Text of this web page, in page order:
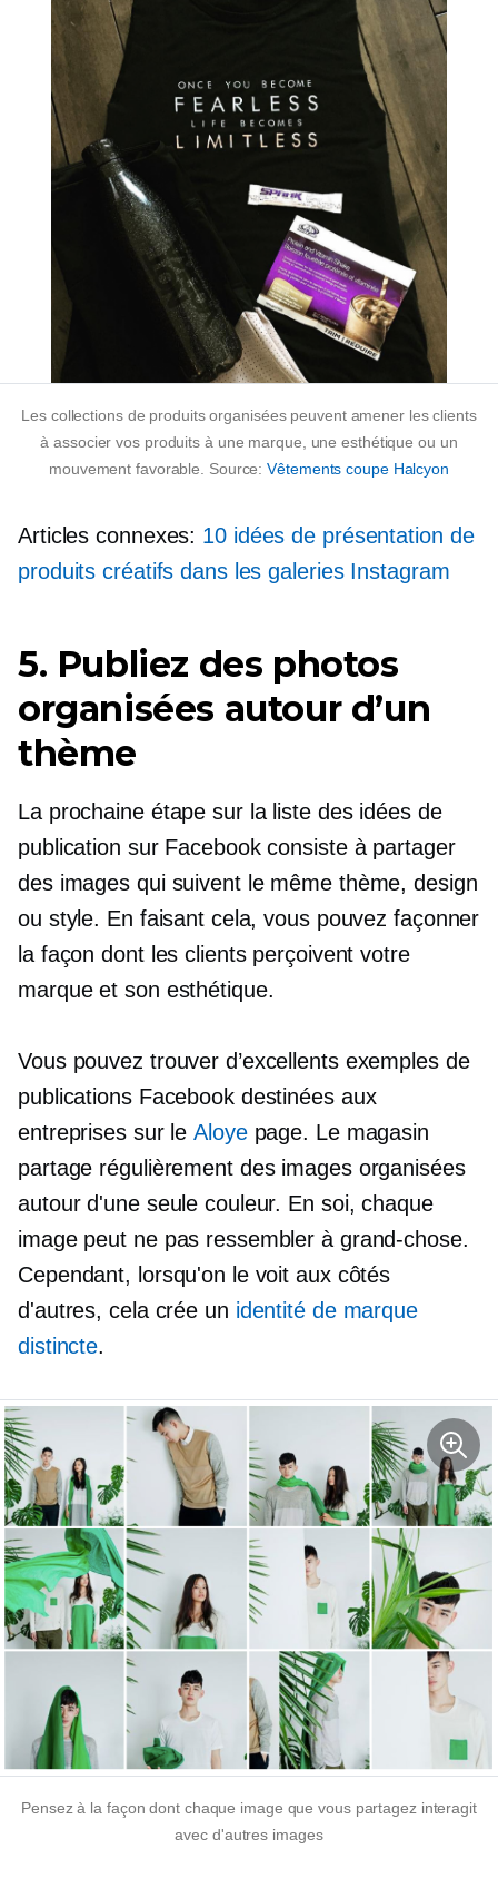
Les collections de produits organisées peuvent amener les clients
à associer vos produits à une marque, une esthétique ou un
mouvement favorable. Source:Vêtements coupe Halcyon
Articles connexes: 10 idées de présentation de
produits créatifs dans les galeries Instagram
5. Publiez des photos
organisées autour d’un
thème
La prochaine étape sur la liste des idées de
publication sur Facebook consiste à partager
des images qui suivent le même thème, design
ou style. En faisant cela, vous pouvez façonner
la façon dont les clients perçoivent votre
marque et son esthétique.
Vous pouvez trouver d’excellents exemples de
publications Facebook destinées aux
entreprises sur leAloyepage. Le magasin
partage régulièrement des images organisées
autour d'une seule couleur. En soi, chaque
image peut ne pas ressembler à grand-chose.
Cependant, lorsqu'on le voit aux côtés
d'autres, cela crée un identité de marque
distincte.
Pensez à la façon dont chaque image que vous partagez interagit
avec d'autres images